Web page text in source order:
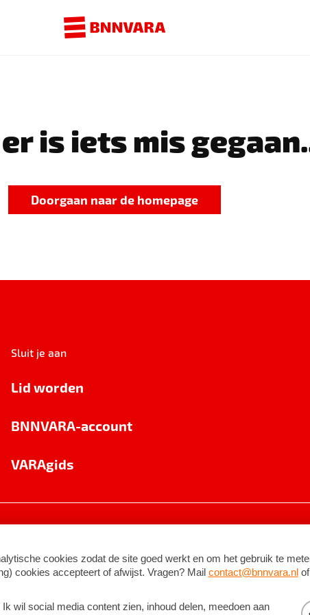
is iets mis
Doorgaan naar de homepage
Sluit je aan
Lid worden
BNNVARA-account
VARAgids
©2026BNNVARA